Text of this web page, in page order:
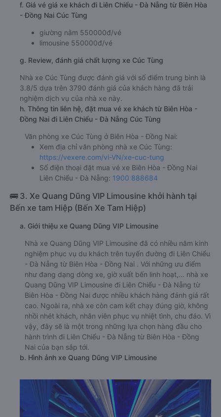
f. Giá vé giá xe khách đi Liên Chiểu - Đà Nẵng từ Biên Hòa
- Đồng Nai Cúc Tùng
giường nằm 550000đ/vé
limousine 550000đ/vé
g. Review, đánh giá chất lượng xe Cúc Tùng
Nhà xe Cúc Tùng được đánh giá với số điểm trung bình là
3.8/5 dựa trên 3790 đánh giá của khách hàng đã trải
nghiệm dịch vụ của nhà xe này.
h. Thông tin liên hệ, đặt mua vé xe khách từ Biên Hòa -
Đồng Nai đi Liên Chiểu - Đà Nẵng Cúc Tùng
Văn phòng xe Cúc Tùng ở Biên Hòa - Đồng Nai:
Xem địa chỉ văn phòng nhà xe Cúc Tùng:
https://vexere.com/vi-VN/xe-cuc-tung
Số điện thoại đặt mua vé xe Biên Hòa - Đồng Nai
Liên Chiểu - Đà Nẵng: 1900 888684
🚌 3. Xe Quang Dũng VIP Limousine khởi hành tại
Bến xe tam Hiệp (Bến Xe Tam Hiệp)
a. Giới thiệu xe Quang Dũng VIP Limousine
Nhà xe Quang Dũng VIP Limousine đã có nhiều năm kinh
nghiệm phục vụ du khách trên tuyến đường đi Liên Chiểu
- Đà Nẵng từ Biên Hòa - Đồng Nai . Với những ưu điểm
như đang dạng dòng xe, giờ xuất bến linh hoạt,… nhà xe
Quang Dũng VIP Limousine đi Liên Chiểu - Đà Nẵng từ
Biên Hòa - Đồng Nai được nhiều khách hàng đánh giá rất
cao. Ngoài ra, nhà xe còn cam kết chạy đúng giờ, không
nhồi nhét khách, nhân viên phục vụ nhiệt tình, chu đáo. Vì
vậy, đây sẽ là một trong những lựa chọn hàng đầu cho
hành trình đi Liên Chiểu - Đà Nẵng từ Biên Hòa - Đồng
Nai của bạn sắp tới.
b. Hình ảnh xe Quang Dũng VIP Limousine